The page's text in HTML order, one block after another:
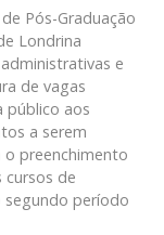
Pós-Graduação
Londrina
e
de vagas
público aos
a serem
o preenchimento
cursos de
período